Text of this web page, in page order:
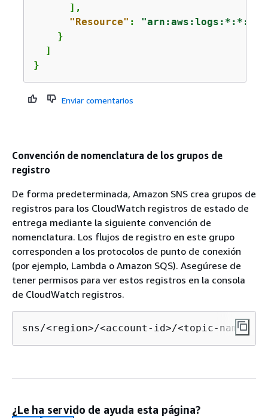
      ],
"Resource" : "arn:aws:logs:*:*:*"
    }
  ]
}
Enviar comentarios
Convención de nomenclatura de los grupos de
registro
De forma predeterminada, Amazon SNS crea grupos de
registros para los CloudWatch registros de estado de
entrega mediante la siguiente convención de
nomenclatura. Los flujos de registro en este grupo
corresponden a los protocolos de punto de conexión
(por ejemplo, Lambda o Amazon SQS). Asegúrese de
tener permisos para ver estos registros en la consola
de CloudWatch registros.
sns/<region>/<account-id>/<topic-name>
¿Le ha servido de ayuda esta página?